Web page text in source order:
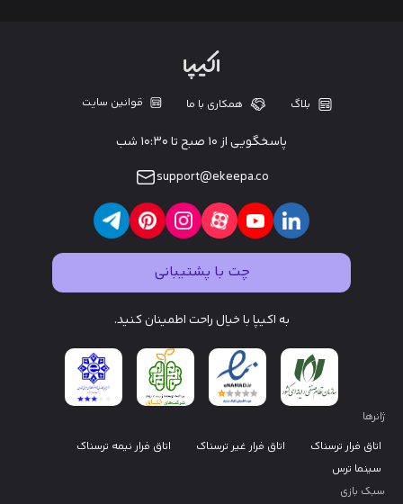
بلاگ همکاری با ما قوانین سایت
پاسخگویی از ۱۰ صبح تا ۱۰:۳۰ شب
support@ekeepa.co
چت با پشتیبانی
به اکیپا با خیال راحت اطمینان کنید.
ژانرها
اتاق فرار ترسناک
اتاق فرار غیر ترسناک
اتاق فرار نیمه ترسناک
سینما ترس
سبک بازی